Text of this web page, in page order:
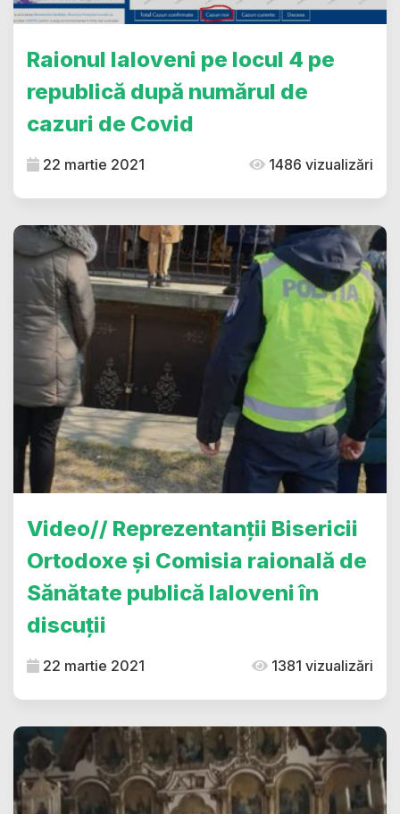
Raionul Ialoveni pe locul 4 pe
republică după numărul de
cazuri de Covid
22 martie 2021 1486 vizualizări
Video// Reprezentanții Bisericii
Ortodoxe și Comisia raională de
Sănătate publică Ialoveni în
discuții
22 martie 2021 1381 vizualizări